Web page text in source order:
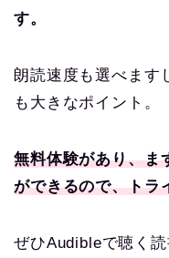
す。
朗読速度も選べます
も大きなポイント。
無料体験があり、ま
ができるので、トラ
ぜひAudibleで聴く